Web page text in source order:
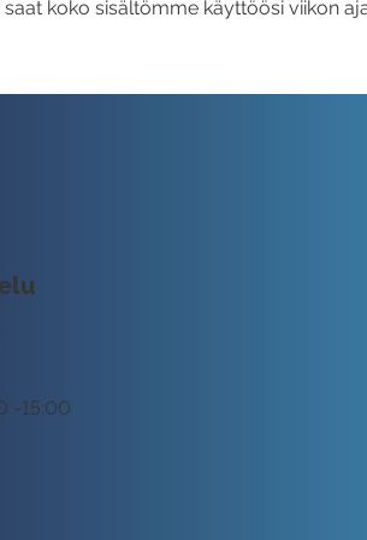
koko sisältömme käyttöösi viikon
-15:00